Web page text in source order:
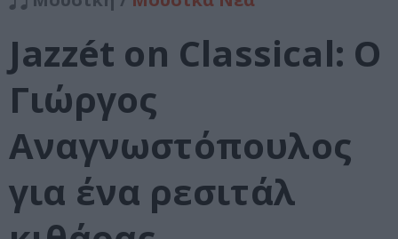
Jazzét on Classical: Ο
Γιώργος
Αναγνωστόπουλος
για ένα ρεσιτάλ